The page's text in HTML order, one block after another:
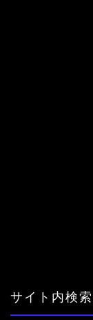
サイト内検索